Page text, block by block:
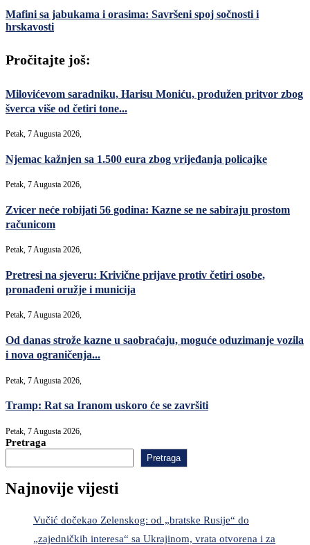
Mafini sa jabukama i orasima: Savršeni spoj sočnosti i
hrskavosti
Pročitajte još:
Milovićevom saradniku, Harisu Moniću, produžen pritvor zbog
šverca više od četiri tone...
Petak, 7 Augusta 2026,
Njemac kažnjen sa 1.500 eura zbog vrijeđanja policajke
Petak, 7 Augusta 2026,
Zvicer neće robijati 56 godina: Kazne se ne sabiraju prostom
računicom
Petak, 7 Augusta 2026,
Pretresi na sjeveru: Krivične prijave protiv četiri osobe,
pronađeni oružje i municija
Petak, 7 Augusta 2026,
Od danas strože kazne u saobraćaju, moguće oduzimanje vozila
i nova ograničenja...
Petak, 7 Augusta 2026,
Tramp: Rat sa Iranom uskoro će se završiti
Petak, 7 Augusta 2026,
Pretraga
Pretraga
Najnovije vijesti
Vučić dočekao Zelenskog: od „bratske Rusije“ do
„zajedničkih interesa“ sa Ukrajinom, vrata otvorena i za